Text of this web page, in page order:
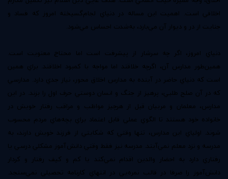
اخلاقي است. اهميت اين مساله در دنياي لجام‌گسيخته امروز كه فساد و
جنايت از در و ديوار آن مي‌بارد، به‌شدت احساس مي‌شود.
دنياي امروز، اگر چه سرشار از پيشرفت است اما محتاج معنويت است.
همين‌طور مدارس آن، اگرچه خلاقند اما مواجه با كمبود اخلاقند. براي همين
است كه دنياي حاضر در آينده به مدارس اخلاق محور، نياز جدي دارد. مدارسي
كه در آن صلح طلبي، پرهيز از جنگ و انسان دوستي حرف اول را بزند. در اين
مدارس، معلمان و مربيان قبل از هرچيز مواظب و مراقب رفتار خويش در
خانواده خود هستند تا الگوي عملي قابل اعتماد براي بچه‌هاي مردم محسوب
شوند. اولياي اين مدارس، تنها وقتي كه شكايتي از فرزند خويش دارند، به
مدرسه و نزد معلم نمي‌آيند. مدرسه نيز فقط وقتي دانش‌آموز مشكلي درسي يا
رفتاري دارد به احضار والدين اقدام نمي‌كند يا كم و كيف رفتار و كردار
دانش‌آموز را صرفا در قالب نمره‌يي در انتهاي كارنامه تحصيلي نمي‌سنجد.